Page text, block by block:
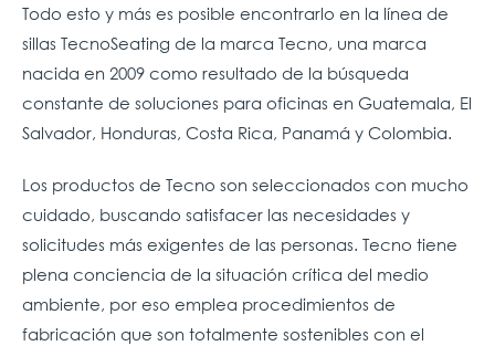
Todo esto y más es posible encontrarlo en la línea de
sillas TecnoSeating de la marca Tecno, una marca
nacida en 2009 como resultado de la búsqueda
constante de soluciones para oficinas en Guatemala, El
Salvador, Honduras, Costa Rica, Panamá y Colombia.
Los productos de Tecno son seleccionados con mucho
cuidado, buscando satisfacer las necesidades y
solicitudes más exigentes de las personas. Tecno tiene
plena conciencia de la situación crítica del medio
ambiente, por eso emplea procedimientos de
fabricación que son totalmente sostenibles con el